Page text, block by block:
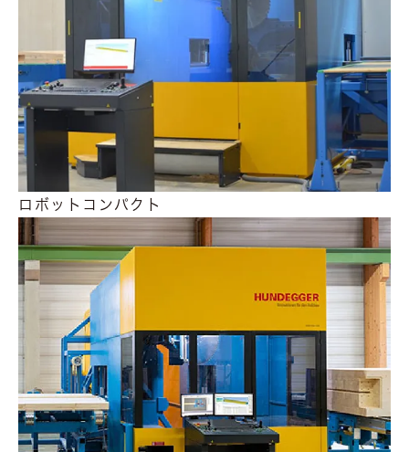
ロボットコンパクト